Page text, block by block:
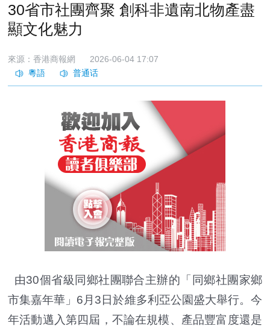
30省市社團齊聚 創科非遺南北物產盡
顯文化魅力
來源：香港商報網 2026-06-04 17:07
由30個省級同鄉社團聯合主辦的「同鄉社團家鄉
市集嘉年華」6月3日於維多利亞公園盛大舉行。今
年活動邁入第四屆，不論在規模、產品豐富度還是